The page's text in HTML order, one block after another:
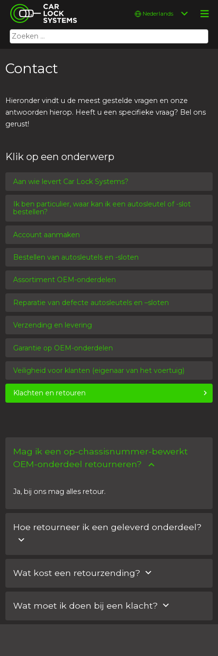
Skip
content
Car Lock Systems
Car Lock Systems
Zoeken
naar:
Kies
taal
Contact
Hieronder vindt u de meest gestelde vragen en onze
antwoorden hierop. Heeft u een specifieke vraag? Bel ons
gerust!
Klik op een onderwerp
Aan wie levert Car Lock Systems?
Ik ben particulier, waar kan ik een autosleutel of -slot
bestellen?
Account aanmaken
Bestellen van autosleutels en -sloten
Assortiment OEM-onderdelen
Reparatie van defecte autosleutels en –sloten
Verzending en levering
Garantie op OEM-onderdelen
Veiligheid voor klanten (eigenaar van het voertuig)
Klachten en retouren
Mag ik een op-chassisnummer-bewerkt
OEM-onderdeel retourneren?
Ja, bij ons mag alles retour.
Hoe retourneer ik een geleverd onderdeel?
Log in op uw account. In uw klantenportaal kunt u
eenvoudig voor een bestelling of onderdeel een retour
de verdere afhandeling.
Wat kost een retourzending?
Bij het indienen van uw retouraanvraag zullen wij u
informeren over de procedure en de kosten.
Wat moet ik doen bij een klacht?